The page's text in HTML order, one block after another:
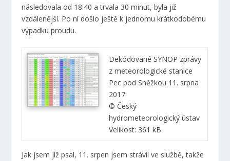
následovala od 18:40 a trvala 30 minut, byla již
vzdálenější. Po ní došlo ještě k jednomu krátkodobému
výpadku proudu.
Dekódované SYNOP zprávy
z meteorologické stanice
Pec pod Sněžkou 11. srpna
2017
© Český
hydrometeorologický ústav
Velikost: 361 kB
Jak jsem již psal, 11. srpen jsem strávil ve službě, takže